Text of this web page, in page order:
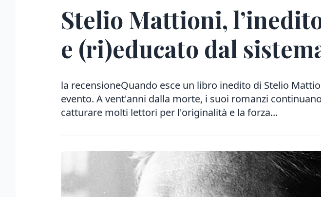
Stelio Mattioni,
e (ri)educato dal
la recensioneQuando esce un libro inedito di Stelio
evento. A vent'anni dalla morte, i suoi romanzi
catturare molti lettori per l'originalità e la forza...